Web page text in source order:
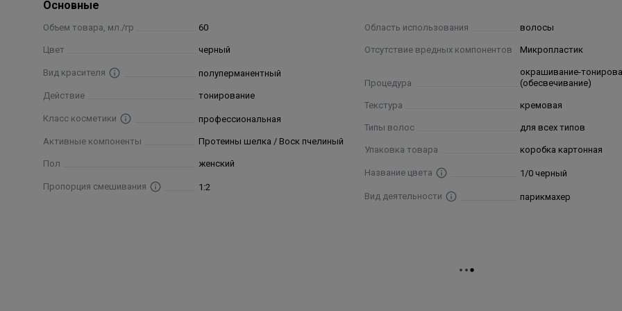
Состав
Основные
Объем товара, мл./гр 60
Цвет черный
Вид красителя полуперманентный
Действие тонирование
Класс косметики профессиональная
Активные компоненты Протеины шелка / Воск пчелиный
Пол женский
Пропорция смешивания 1:2
Область использования волосы
Отсутствие вредных компонентов Микропластик
Процедура
окрашивание-
(обесвечивание)
Текстура кремовая
Типы волос для всех типов
Упаковка товара коробка картонная
Название цвета 1/0 черный
Вид деятельности парикмахер